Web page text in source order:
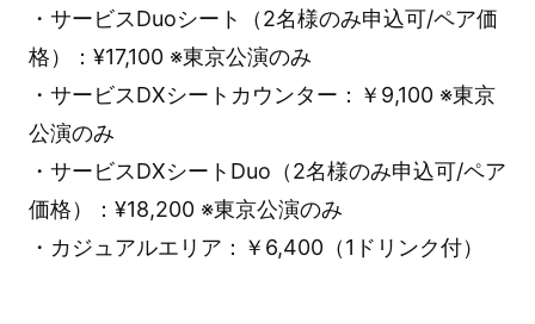
・サービスDuoシート（2名様のみ申込可/ペア価
格）：¥17,100 ※東京公演のみ
・サービスDXシートカウンター：￥9,100 ※東京
公演のみ
・サービスDXシートDuo（2名様のみ申込可/ペア
価格）：¥18,200 ※東京公演のみ
・カジュアルエリア：￥6,400（1ドリンク付）